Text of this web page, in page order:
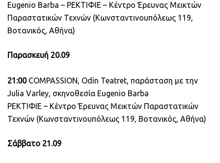
Eugenio Barba – ΡΕΚΤΙΦΙΕ – Κέντρο Έρευνας Μεικτών
Παραστατικών Τεχνών (Κωνσταντινουπόλεως 119,
Βοτανικός, Αθήνα)
Παρασκευή 20.09
21:00COMPASSION, Odin Teatret, παράσταση με την
Julia Varley, σκηνοθεσία Eugenio Barba
ΡΕΚΤΙΦΙΕ – Κέντρο Έρευνας Μεικτών Παραστατικών
Τεχνών (Κωνσταντινουπόλεως 119, Βοτανικός, Αθήνα)
Σάββατο 21.09